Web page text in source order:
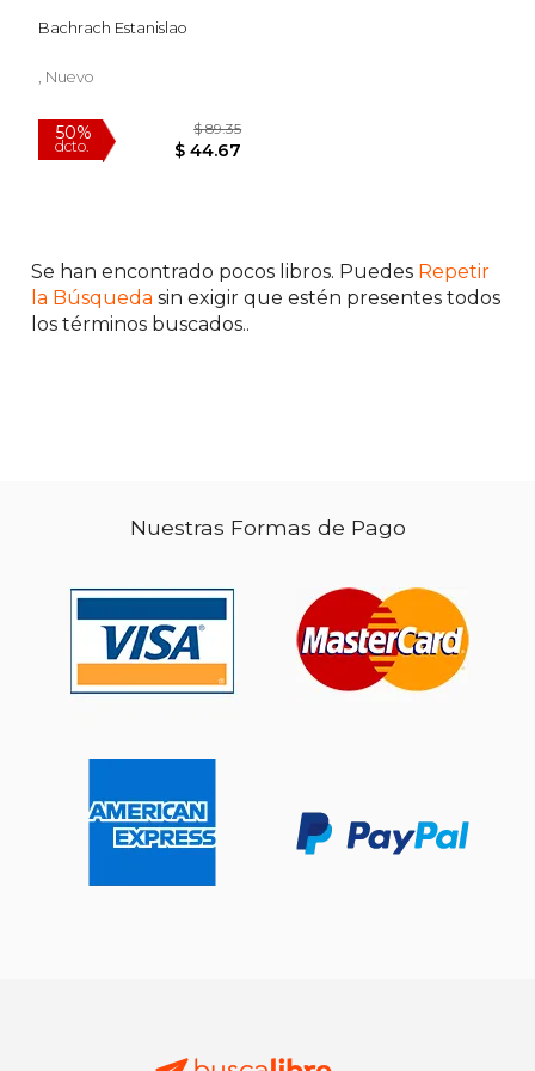
Bachrach Estanislao
, Nuevo
$ 89.35
Se han encontrado pocos libros. Puedes Repetir
la Búsqueda sin exigir que estén presentes todos
los términos buscados..
Nuestras Formas de Pago